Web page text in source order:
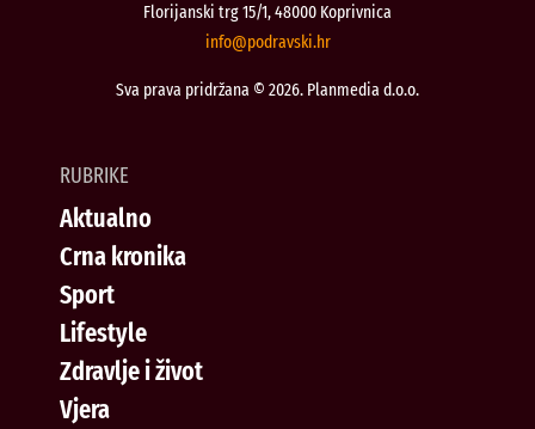
Florijanski trg 15/1, 48000 Koprivnica
rh.iksvardop
@ofni
Sva prava pridržana © 2026. Planmedia d.o.o.
RUBRIKE
Aktualno
Crna kronika
Sport
Lifestyle
Zdravlje i život
Vjera